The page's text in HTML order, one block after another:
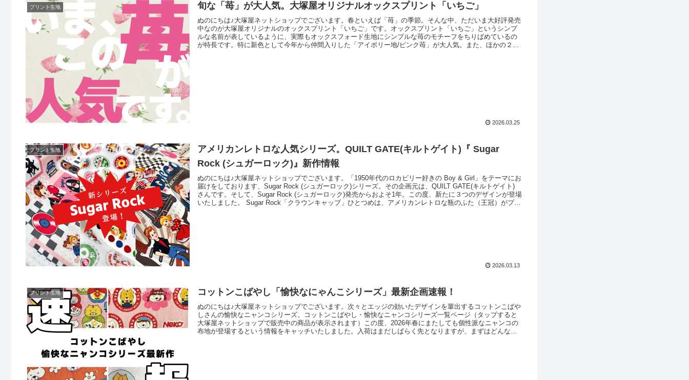
プリント生地 旬な「苺」が大人気。大塚屋オリジナルオックスプリント「いちご」
ぬのにちは♪大塚屋ネットショップでございます。春といえば「苺」の季節。そんな中、ただいま大好評発売
中なのが大塚屋オリジナルのオックスプリント「いちご」です。オックスプリント「いちご」というシンプ
ルな名前が表しているように、実際もオックスフォード生地にシンプルな苺のモチーフをちりばめているの
が特長です。特に新色として今年から仲間入りした「アイボリー地/ピンク苺」が大人気。また、ほかの２色
2026.03.25
プリント生地
アメリカンレトロな人気シリーズ。QUILT GATE(キルトゲイト)『 Sugar
Rock (シュガーロック)』新作情報
ぬのにちは♪大塚屋ネットショップでございます。「1950年代のロカビリー好きの Boy & Girl」をテーマにお
届けをしております、Sugar Rock (シュガーロック)シリーズ。その企画元は、QUILT GATE(キルトゲイト)
さんです。そして、Sugar Rock (シュガーロック)発売からおよそ1年。この度、新たに３つのデザインが登場
いたしました。 Sugar Rock「クラウンキャップ」ひとつめは、アメリカンレトロな瓶のふた（王冠）がプリ
2026.03.13
プリント生地 コットンこばやし「愉快なにゃんこシリーズ」最新企画速報！
ぬのにちは♪大塚屋ネットショップでございます。次々とエッジの効いたデザインを輩出するコットンこばや
しさんの愉快なニャンコシリーズ。コットンこばやし・愉快なニャンコシリーズ一覧ページ（タップすると
大塚屋ネットショップで販売中の商品が表示されます）この度、2026年春にまたしても個性派なニャンコの
布地が登場するという情報をキャッチいたしました。入荷はまだしばらく先となりますが、まずはどんな柄